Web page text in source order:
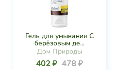
Гель для умывания С
берёзовым де...
Дом Природы
402 ₽ 478 ₽